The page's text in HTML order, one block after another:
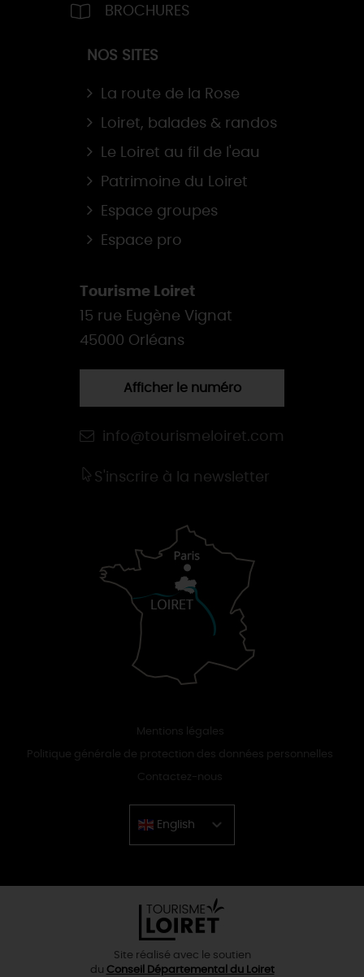
BROCHURES
NOS SITES
La route de la Rose
Loiret, balades & randos
Le Loiret au fil de l'eau
Patrimoine du Loiret
Espace groupes
Espace pro
Tourisme Loiret
15 rue Eugène Vignat
45000 Orléans
Afficher le numéro
info@tourismeloiret.com
S'inscrire à la newsletter
Mentions légales
Politique générale de protection des données personnelles
Contactez-nous
English
Chinese
Site réalisé avec le soutien
du Conseil Départemental du Loiret